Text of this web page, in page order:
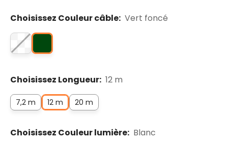
Choisissez Couleur câble: Vert foncé
Choisissez Longueur: 12 m
7,2 m 12 m 20 m
Choisissez Couleur lumière: Blanc